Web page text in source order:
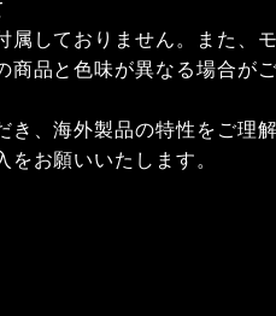
属しておりません。また、モ
商品と色味が異なる場合がご
き、海外製品の特性をご理解
をお願いいたします。